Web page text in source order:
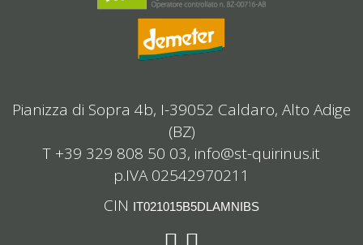
Pianizza di Sopra 4b, I-39052 Caldaro, Alto Adige
(BZ)
T +39 329 808 50 03, info@st-quirinus.it
p.IVA 02542970211
CIN
IT021015B5DLAMNIBS